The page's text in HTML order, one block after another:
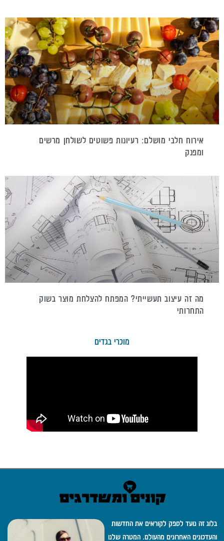
אירוח חלבי מושלם: רעיונות פשוטים לשולחן מרשים
ומפנק
מה זה עיצוב תעשייתי? המפתח להצלחת מוצר בשוק
התחרותי
מוכרי בגדים
בלוג זה נועד לספק לקוראים את החדשות
והעדכונים האחרונים מהעולם. המטרה שלנו